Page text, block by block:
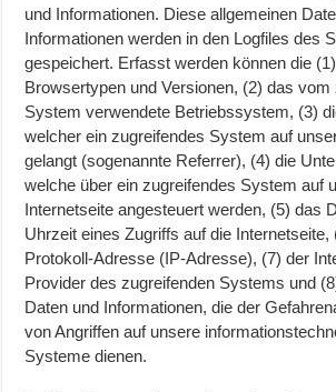
und Informationen. Diese allgemeinen
Informationen werden in den Logfiles des
gespeichert. Erfasst werden können die
Browsertypen und Versionen, (2) das vom
System verwendete Betriebssystem, (3)
welcher ein zugreifendes System auf
gelangt (sogenannte Referrer), (4) die
welche über ein zugreifendes System auf
Internetseite angesteuert werden, (5) das
Uhrzeit eines Zugriffs auf die Internetseite,
Protokoll-Adresse (IP-Adresse), (7) der
Provider des zugreifenden Systems und
Daten und Informationen, die der
von Angriffen auf unsere
Systeme dienen.